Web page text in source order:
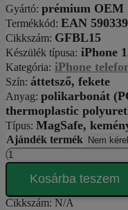
Gyártó: prémium OEM
Termékkód: EAN
Cikkszám: GFBL15
Készülék típusa: iPhone
Kategória: iPhone
Szín: áttetsző, fekete
Anyag: polikarbonát
thermoplastic
Típus: MagSafe,
Ajándék termék
Glacier
FrostMag
15
Kosárba teszem
Cikkszám: N/A